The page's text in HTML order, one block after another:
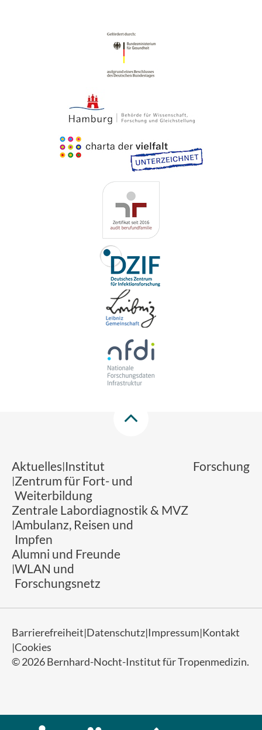
Aktuelles Institut
Forschung
Zentrum für Fort- und
Weiterbildung
Zentrale Labordiagnostik & MVZ
Ambulanz, Reisen und
Impfen
Alumni und Freunde
WLAN und
Forschungsnetz
© 2026 Bernhard-Nocht-Institut für Tropenmedizin.
Barrierefreiheit Datenschutz Impressum Kontakt
Cookies